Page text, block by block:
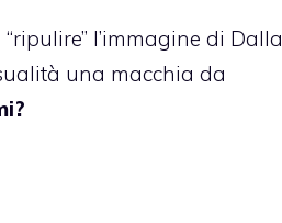
l’immagine di Dalla
una macchia da